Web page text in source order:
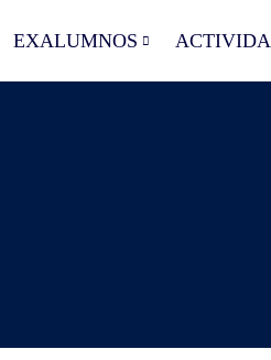
EXALUMNOS